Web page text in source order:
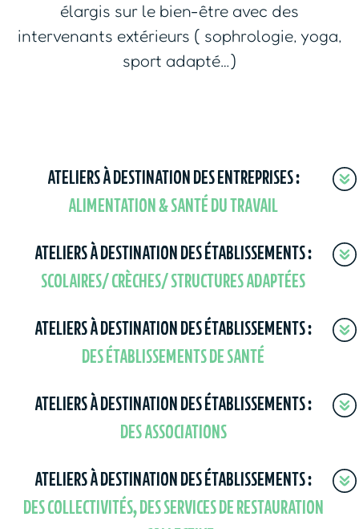
élargis sur le bien-être avec des
intervenants extérieurs ( sophrologie, yoga,
sport adapté…)
ATELIERS À DESTINATION DES ENTREPRISES :
ALIMENTATION & SANTÉ DU TRAVAIL
ATELIERS À DESTINATION DES ÉTABLISSEMENTS :
SCOLAIRES/ CRÈCHES/ STRUCTURES ADAPTÉES
ATELIERS À DESTINATION DES ÉTABLISSEMENTS :
DES ÉTABLISSEMENTS DE SANTÉ
ATELIERS À DESTINATION DES ÉTABLISSEMENTS :
DES ASSOCIATIONS
ATELIERS À DESTINATION DES ÉTABLISSEMENTS :
DES COLLECTIVITÉS, DES SERVICES DE RESTAURATION